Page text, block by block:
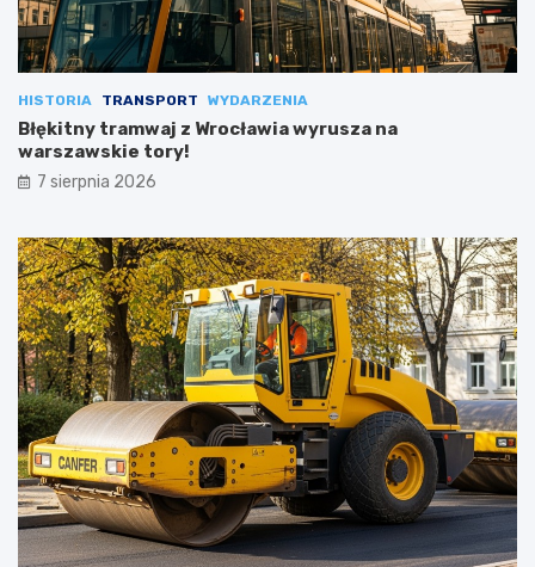
HISTORIA TRANSPORT WYDARZENIA
Błękitny tramwaj z Wrocławia wyrusza na
warszawskie tory!
7 sierpnia 2026